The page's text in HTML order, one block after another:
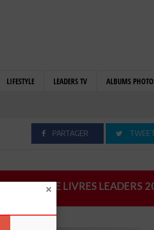
LIFESTYLE LEADERS TV ALBUMS
PARTAGER
CATALOGUE LIVRES LEADERS